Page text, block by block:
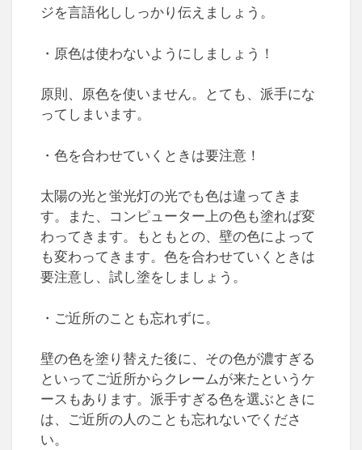
ジを言語化ししっかり伝えましょう。
・原色は使わないようにしましょう！
原則、原色を使いません。とても、派手にな
ってしまいます。
・色を合わせていくときは要注意！
太陽の光と蛍光灯の光でも色は違ってきま
す。また、コンピューター上の色も塗れば変
わってきます。もともとの、壁の色によって
も変わってきます。色を合わせていくときは
要注意し、試し塗をしましょう。
・ご近所のことも忘れずに。
壁の色を塗り替えた後に、その色が濃すぎる
といってご近所からクレームが来たというケ
ースもあります。派手すぎる色を選ぶときに
は、ご近所の人のことも忘れないでくださ
い。